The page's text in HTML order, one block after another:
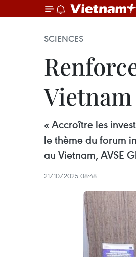
SCIENCES
« Accroître les
le thème du forum
au Vietnam, AVSE
21/10/2025 08:48